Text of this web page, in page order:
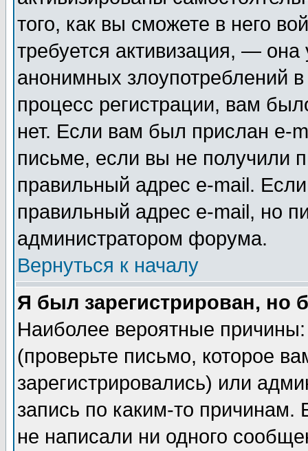
того, как вы сможете в него
требуется активизация, —
анонимных злоупотреблений
процесс регистрации, вам
нет. Если вам был прислан e-
письме, если вы не получили
правильный адрес e-mail.
правильный адрес e-mail, но
администратором форума.
Вернуться к началу
Я был зарегистрирован, но
Наиболее вероятные
(проверьте письмо, которое
зарегистрировались) или
запись по каким-то
не написали ни одного